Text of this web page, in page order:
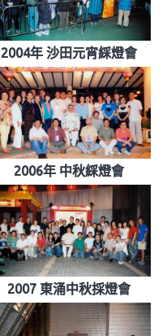
2004年 沙田元宵綵燈會
2006年 中秋綵燈會
2007 東涌中秋採燈會